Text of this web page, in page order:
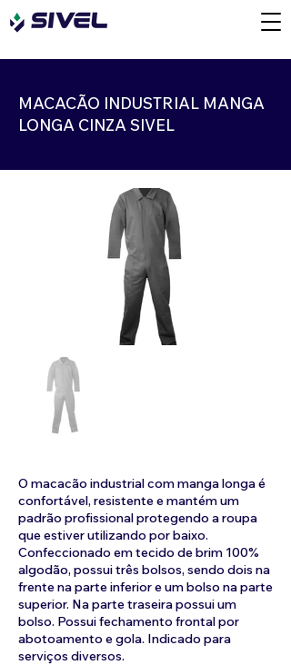
MACACÃO INDUSTRIAL MANGA
LONGA CINZA SIVEL
O macacão industrial com manga longa é
confortável, resistente e mantém um
padrão profissional protegendo a roupa
que estiver utilizando por baixo.
Confeccionado em tecido de brim 100%
algodão, possui três bolsos, sendo dois na
frente na parte inferior e um bolso na parte
superior. Na parte traseira possui um
bolso. Possui fechamento frontal por
abotoamento e gola. Indicado para
serviços diversos.